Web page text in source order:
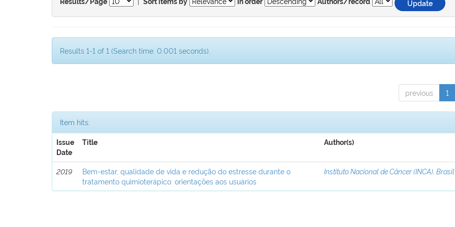
Results/Page Sort items by In order Authors/record
Results 1-1 of 1 (Search time: 0.001 seconds).
previous 1
Item hits:
Issue
Date
Title Author(s)
2019
Bem-estar, qualidade de vida e redução do estresse durante o
tratamento quimioterápico: orientações aos usuários
Instituto Nacional de Câncer (INCA), Brasil